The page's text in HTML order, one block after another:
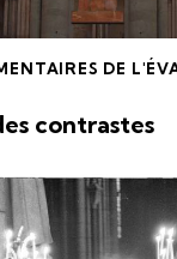
DE
contrastes